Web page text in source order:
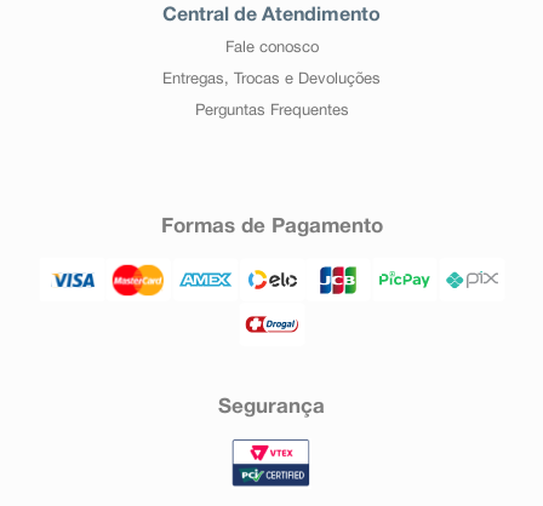
Central de Atendimento
Fale conosco
Entregas, Trocas e Devoluções
Perguntas Frequentes
Formas de Pagamento
Segurança